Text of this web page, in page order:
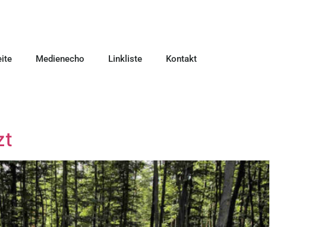
Medienecho Linkliste Kontakt